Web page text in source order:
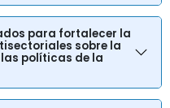
para fortalecer la
sobre la
políticas de la